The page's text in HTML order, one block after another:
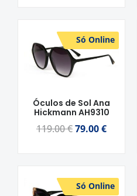
Só Online
Óculos de Sol Ana
Hickmann AH9310
119.00€
preço
original
79.00€
preço
atual
Só Online
preço
preço